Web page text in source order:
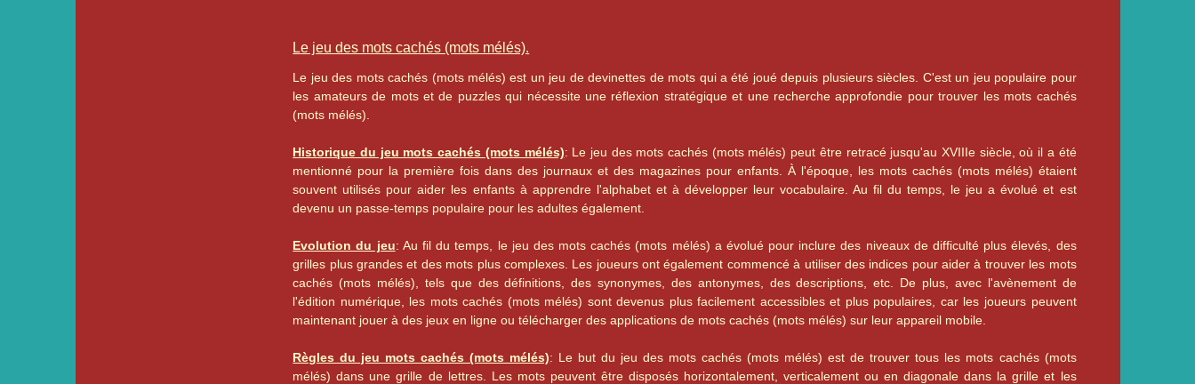
Le jeu des mots cachés (mots mélés).
Le jeu des mots cachés (mots mélés) est un jeu de devinettes de mots qui a été joué depuis plusieurs siècles. C'est un jeu populaire pour
les amateurs de mots et de puzzles qui nécessite une réflexion stratégique et une recherche approfondie pour trouver les mots cachés
(mots mélés).
Historique du jeu mots cachés (mots mélés): Le jeu des mots cachés (mots mélés) peut être retracé jusqu'au XVIIIe siècle, où il a été
mentionné pour la première fois dans des journaux et des magazines pour enfants. À l'époque, les mots cachés (mots mélés) étaient
souvent utilisés pour aider les enfants à apprendre l'alphabet et à développer leur vocabulaire. Au fil du temps, le jeu a évolué et est
devenu un passe-temps populaire pour les adultes également.
Evolution du jeu: Au fil du temps, le jeu des mots cachés (mots mélés) a évolué pour inclure des niveaux de difficulté plus élevés, des
grilles plus grandes et des mots plus complexes. Les joueurs ont également commencé à utiliser des indices pour aider à trouver les mots
cachés (mots mélés), tels que des définitions, des synonymes, des antonymes, des descriptions, etc. De plus, avec l'avènement de
l'édition numérique, les mots cachés (mots mélés) sont devenus plus facilement accessibles et plus populaires, car les joueurs peuvent
maintenant jouer à des jeux en ligne ou télécharger des applications de mots cachés (mots mélés) sur leur appareil mobile.
Règles du jeu mots cachés (mots mélés): Le but du jeu des mots cachés (mots mélés) est de trouver tous les mots cachés (mots
mélés) dans une grille de lettres. Les mots peuvent être disposés horizontalement, verticalement ou en diagonale dans la grille et les